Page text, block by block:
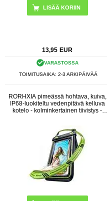
13,95 EUR
VARASTOSSA
TOIMITUSAIKA: 2-3 ARKIPÄIVÄÄ
RORHXIA pimeässä hohtava, kuiva,
IP68-luokiteltu vedenpitävä kelluva
kotelo - kolminkertainen tiivistys -